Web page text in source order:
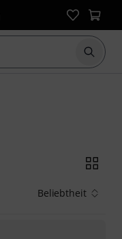
Suche
Beliebtheit